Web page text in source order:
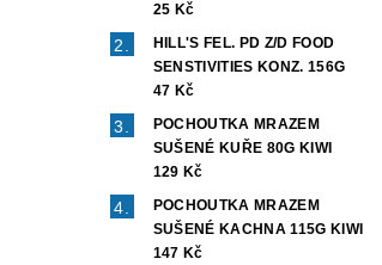
25 Kč
HILL'S FEL. PD Z/D FOOD
SENSTIVITIES KONZ. 156G
47 Kč
POCHOUTKA MRAZEM
SUŠENÉ KUŘE 80G KIWI
129 Kč
POCHOUTKA MRAZEM
SUŠENÉ KACHNA 115G KIWI
147 Kč